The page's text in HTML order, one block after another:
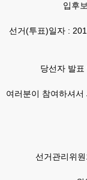
입후
선거(투표)일자 :
당선자 발
여러분이 참여하셔
선거관리위